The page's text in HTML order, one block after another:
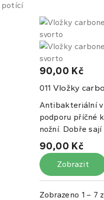
potící
90,00 Kč
011 Vložky
Antibakteriální
podporu příčné
nožní. Dobře sají
90,00 Kč
Zobrazit
Zobrazeno 1 – 7